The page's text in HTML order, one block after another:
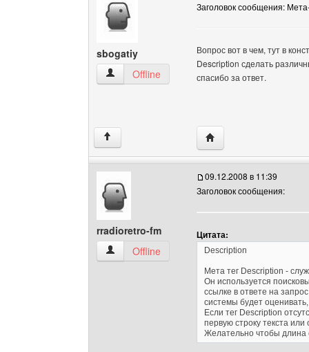
sbogatiy
sbogatiy Посмотреть профиль
Offline
Заголовок сообщения:
Вопрос вот в чем, тут в
Description сделать
спасибо за ответ.
↑ Посетить сайт
rradioretro-fm
rradioretro-fm Посмотреть профиль
Offline
09.12.2008 в 11:39
Заголовок сообщения:
Цитата:
Description
Мета тег Description -
Он используется
ссылке в ответе на
системы будет
Если тег Description
первую строку текста
Желательно чтобы длина